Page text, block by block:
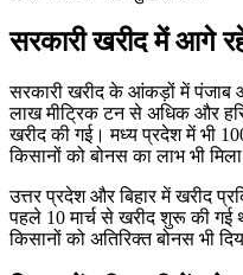
सरकारी खरीद में आगे
सरकारी खरीद के आंकड़ों में पंजाब
लाख मीट्रिक टन से अधिक और
खरीद की गई। मध्य प्रदेश में भी
किसानों को बोनस का लाभ भी
उत्तर प्रदेश और बिहार में खरीद
पहले 10 मार्च से खरीद शुरू की गई
किसानों को अतिरिक्त बोनस भी